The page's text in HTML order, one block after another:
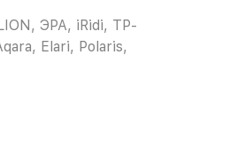
ЭРА, iRidi, TP-
Elari, Polaris,